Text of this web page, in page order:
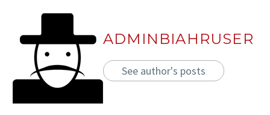
ADMINBIAHRUSER
See author's posts